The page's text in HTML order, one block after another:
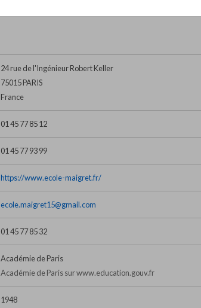
24 rue de l'Ingénieur Robert Keller
75015 PARIS
France
01 45 77 85 12
01 45 77 93 99
https://www.ecole-maigret.fr/
ecole.maigret15@gmail.com
01 45 77 85 32
Académie de Paris
Académie de Paris sur www.education.gouv.fr
1948